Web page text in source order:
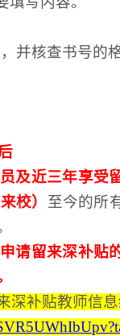
并核查书号的
及近三年享受
校） 至今的所
请留来深补贴
深补贴教师信